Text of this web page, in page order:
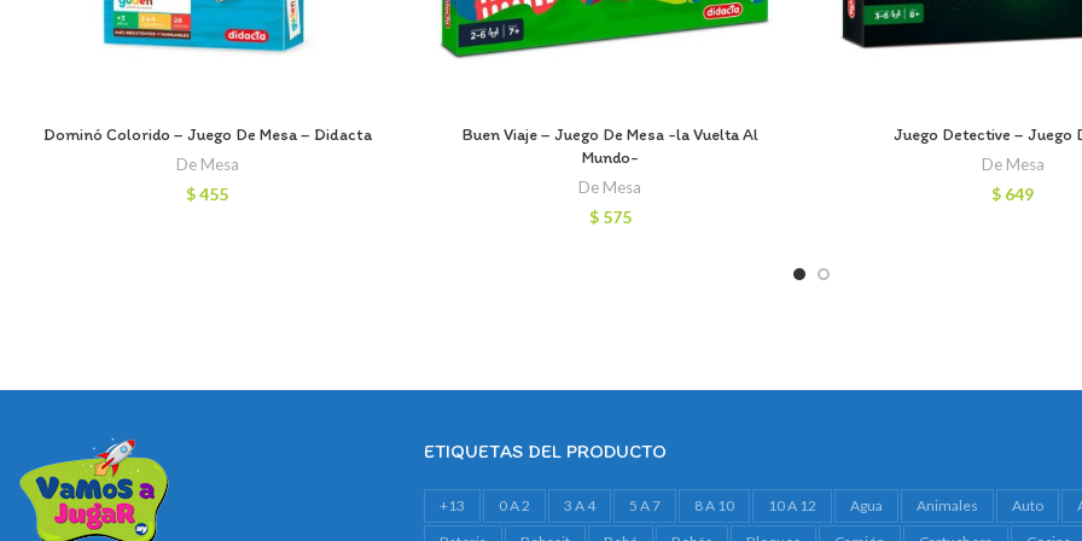
Dominó Colorido – Juego De Mesa – Didacta
De Mesa
$455
Buen Viaje – Juego De Mesa -la Vuelta Al
Mundo-
De Mesa
$575
Juego Detective – Juego
De Mesa
$ 649
ETIQUETAS DEL PRODUCTO
+13 0 A 2 3 A 4 5 A 7 8 A 10 10 A 12 Agua Animales Auto